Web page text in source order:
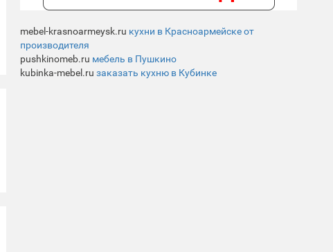
mebel-krasnoarmeysk.ru кухни в Красноармейске от
производителя
pushkinomeb.ru мебель в Пушкино
kubinka-mebel.ru заказать кухню в Кубинке